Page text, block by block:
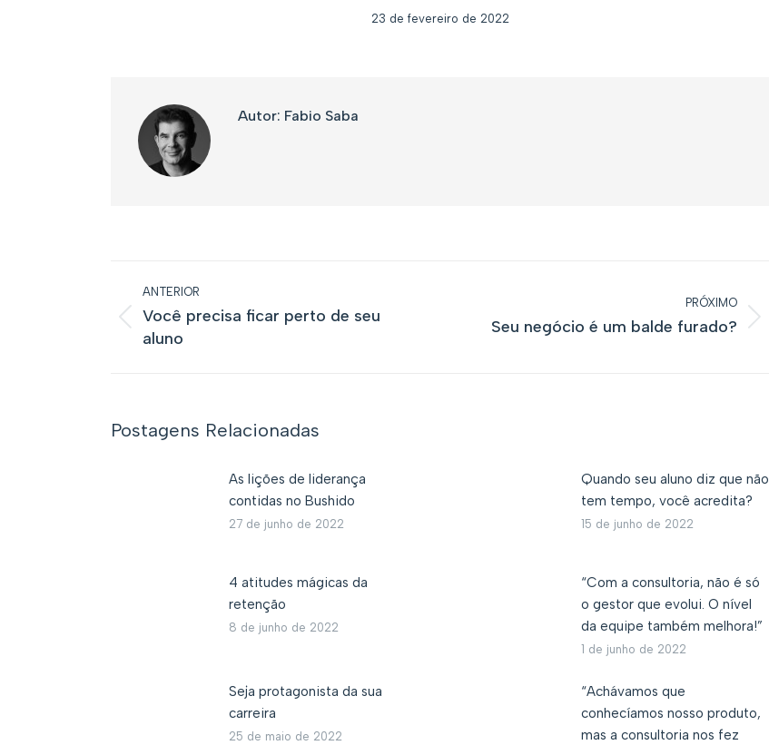
23 de fevereiro de 2022
Autor: Fabio Saba
de
post:
ANTERIOR
anterior:
Você precisa ficar perto de seu
aluno
PRÓXIMO
Próximo
Seu negócio é um balde furado?
Postagens Relacionadas
As lições de liderança
contidas no Bushido
27 de junho de 2022
Quando seu aluno diz que não
tem tempo, você acredita?
15 de junho de 2022
4 atitudes mágicas da
retenção
8 de junho de 2022
“Com a consultoria, não é só
o gestor que evolui. O nível
da equipe também melhora!”
1 de junho de 2022
Seja protagonista da sua
carreira
25 de maio de 2022
“Achávamos que
conhecíamos nosso produto,
mas a consultoria nos fez